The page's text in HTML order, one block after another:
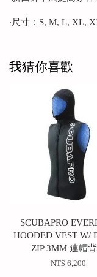
‧尺寸：S, M, L, XL,
我猜你喜歡
SCUBAPRO
HOODED VEST W/
ZIP 3MM 連帽
NT$ 6,200